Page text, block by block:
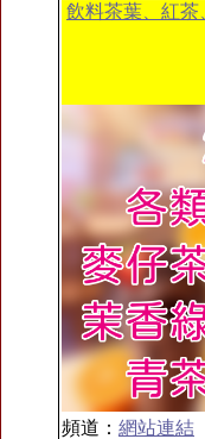
飲料茶葉、紅
頻道： 網站連結